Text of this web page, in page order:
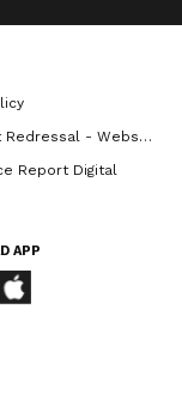
- Website
Report Digital
APP